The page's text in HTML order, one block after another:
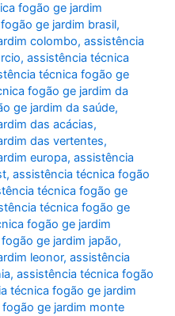
fogão ge jardim
ge jardim brasil,
colombo,assistência
,assistência técnica
técnica fogão ge
fogão ge jardim da
ge jardim da saúde,
das acácias,
das vertentes,
europa,assistência
,assistência técnica fogão
técnica fogão ge
técnica fogão ge
fogão ge jardim
ge jardim japão,
leonor,assistência
,assistência técnica fogão
técnica fogão ge jardim
ge jardim monte